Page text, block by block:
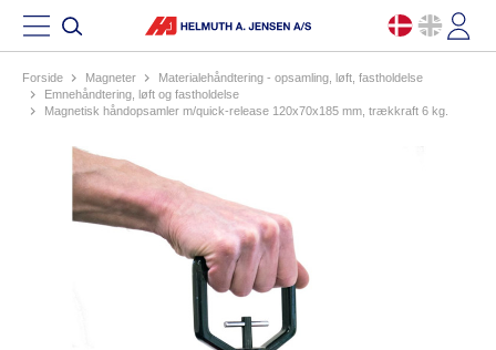
Forside magneter
materialehåndtering - opsamling, løft, fastholdelse
emnehåndtering, løft og fastholdelse
magnetisk håndopsamler m/quick-release 120x70x185 mm, trækkraft 6 kg.